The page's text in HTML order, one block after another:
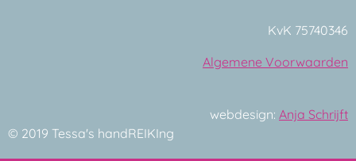
KvK 75740346
Algemene Voorwaarden
webdesign: Anja Schrijft
© 2019 Tessa's handREIKIng